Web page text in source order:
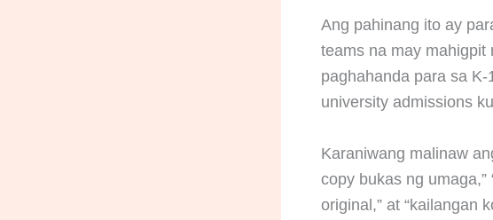
Ang pahinang ito ay
teams na may mahigpit
paghahanda para sa K-
university admissions
Karaniwang malinaw
copy bukas ng
original,” at “kailangan